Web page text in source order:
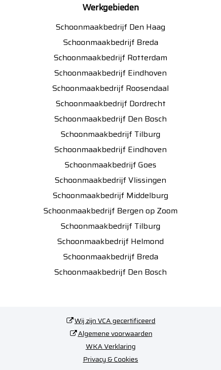
Werkgebieden
Schoonmaakbedrijf Den Haag
Schoonmaakbedrijf Breda
Schoonmaakbedrijf Rotterdam
Schoonmaakbedrijf Eindhoven
Schoonmaakbedrijf Roosendaal
Schoonmaakbedrijf Dordrecht
Schoonmaakbedrijf Den Bosch
Schoonmaakbedrijf Tilburg
Schoonmaakbedrijf Eindhoven
Schoonmaakbedrijf Goes
Schoonmaakbedrijf Vlissingen
Schoonmaakbedrijf Middelburg
Schoonmaakbedrijf Bergen op Zoom
Schoonmaakbedrijf Tilburg
Schoonmaakbedrijf Helmond
Schoonmaakbedrijf Breda
Schoonmaakbedrijf Den Bosch
Wij zijn VCA gecertificeerd
Algemene voorwaarden
WKA Verklaring
Privacy & Cookies